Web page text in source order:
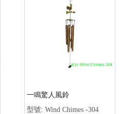
一鳴驚人風鈴
型號: Wind Chimes -304